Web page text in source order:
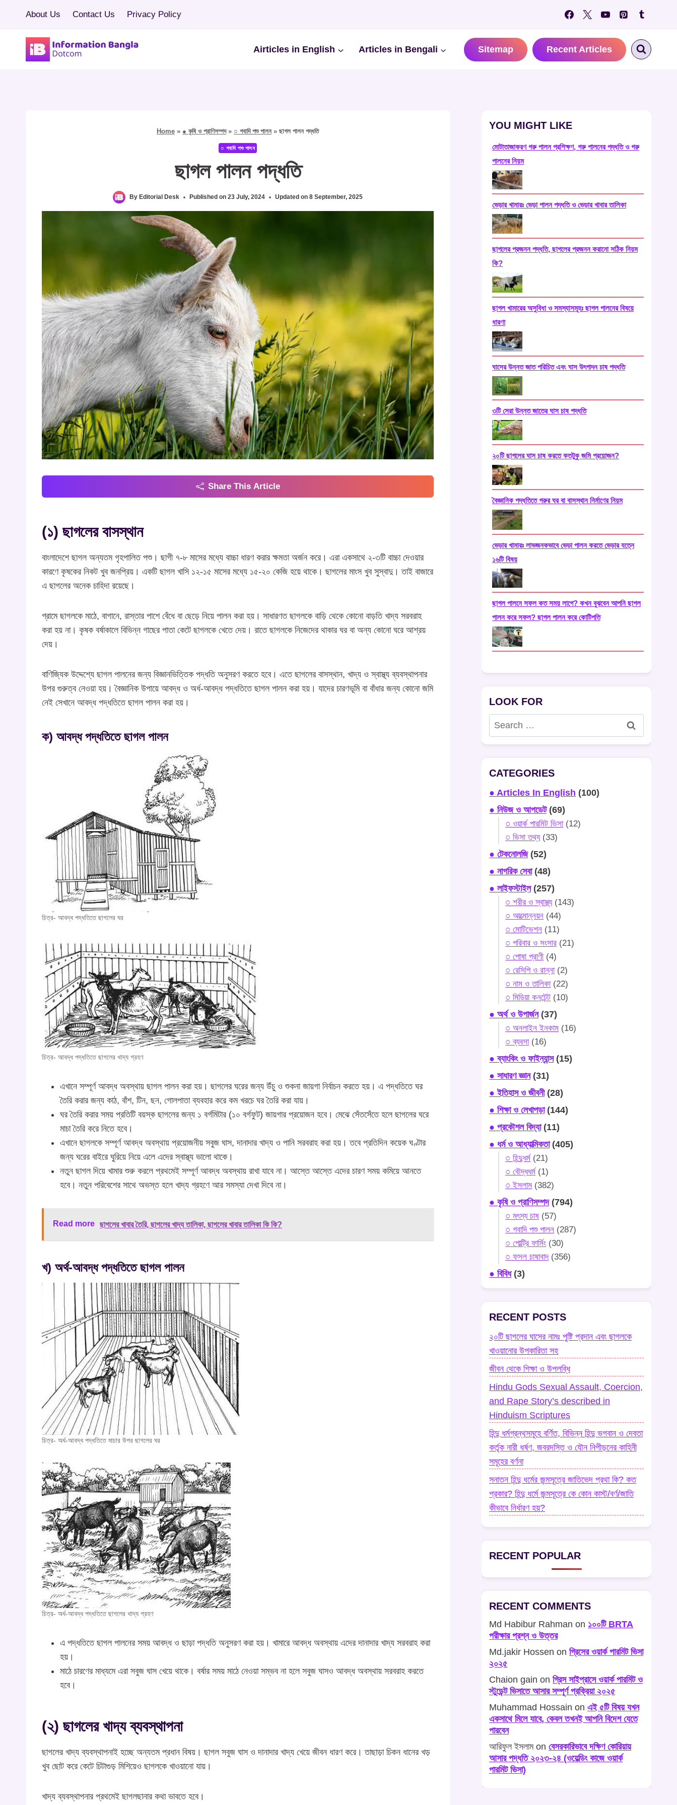
content
About Us Contact Us Privacy Policy
Airticles in English Articles in Bengali Sitemap Recent Articles
Home » ● কৃষি ও প্রাণিসম্পদ» ○ গবাদি পশু পালন»ছাগল পালন পদ্ধতি
○ গবাদি পশু পালন
ছাগল পালন পদ্ধতি
By Editorial Desk Published on 23 July, 2024 Updated on 8 September, 2025
Share This Article
(১) ছাগলের বাসস্থান
বাংলাদেশে ছাগল অন্যতম গৃহপালিত পশু। ছাগী ৭-৮ মাসের মধ্যে বাচ্চা ধারণ করার ক্ষমতা অর্জন করে। এরা একসাথে ২-৩টি বাচ্চা দেওয়ার
কারণে কৃষকের নিকট খুব জনপ্রিয়। একটি ছাগল খাসি ১২-১৫ মাসের মধ্যে ১৫-২০ কেজি হয়ে থাকে। ছাগলের মাংস খুব সুস্বাদু। তাই বাজারে
এ ছাগলের অনেক চাহিদা রয়েছে।
গ্রামে ছাগলকে মাঠে, বাগানে, রাস্তার পাশে বেঁধে বা ছেড়ে নিয়ে পালন করা হয়। সাধারণত ছাগলকে বাড়ি থেকে কোনো বাড়তি খাদ্য সরবরাহ
করা হয় না। কৃষক বর্ষাকালে বিভিন্ন গাছের পাতা কেটে ছাগলকে খেতে দেয়। রাতে ছাগলকে নিজেদের থাকার ঘর বা অন্য কোনো ঘরে আশ্রয়
দেয়।
বাণিজ্যিক উদ্দেশ্যে ছাগল পালনের জন্য বিজ্ঞানভিত্তিক পদ্ধতি অনুসরণ করতে হবে। এতে ছাগলের বাসস্থান, খাদ্য ও স্বাস্থ্য ব্যবস্থাপনার
উপর গুরুত্ব নেওয়া হয়। বৈজ্ঞানিক উপায়ে আবদ্ধ ও অর্ধ-আবদ্ধ পদ্ধতিতে ছাগল পালন করা হয়। যাদের চারণভূমি বা বাঁধার জন্য কোনো জমি
নেই সেখানে আবদ্ধ পদ্ধতিতে ছাগল পালন করা হয়।
ক) আবদ্ধ পদ্ধতিতে ছাগল পালন
চিত্র- আবদ্ধ পদ্ধতিতে ছাগলের ঘর
চিত্র- আবদ্ধ পদ্ধতিতে ছাগলের খাদ্য গ্রহণ
এখানে সম্পূর্ণ আবদ্ধ অবস্থায় ছাগল পালন করা হয়। ছাগলের ঘরের জন্য উঁচু ও শুকনা জায়গা নির্বাচন করতে হয়। এ পদ্ধতিতে ঘর
তৈরি করার জন্য কাঠ, বাঁশ, টিন, ছন, গোলপাতা ব্যবহার করে কম খরচে ঘর তৈরি করা যায়।
ঘর তৈরি করার সময় প্রতিটি বয়স্ক ছাগলের জন্য ১ বর্গমিটার (১০ বর্গফুট) জায়গার প্রয়োজন হবে। মেঝে সেঁতসেঁতে হলে ছাগলের ঘরে
মাচা তৈরি করে নিতে হবে।
এখানে ছাগলকে সম্পূর্ণ আবদ্ধ অবস্থায় প্রয়োজনীয় সবুজ ঘাস, দানাদার খাদ্য ও পানি সরবরাহ করা হয়। তবে প্রতিদিন কয়েক ঘণ্টার
জন্য ঘরের বাইরে ঘুরিয়ে নিয়ে এলে এদের স্বাস্থ্য ভালো থাকে।
নতুন ছাগল দিয়ে খামার শুরু করলে প্রথমেই সম্পূর্ণ আবদ্ধ অবস্থায় রাখা যাবে না। আস্তে আস্তে এদের চারণ সময় কমিয়ে আনতে
হবে। নতুন পরিবেশের সাথে অভস্ত হলে খাদ্য গ্রহণে আর সমস্যা দেখা দিবে না।
Read more ছাগলের খাবার তৈরি, ছাগলের খাদ্য তালিকা, ছাগলের খাবার তালিকা কি কি?
খ) অর্থ-আবদ্ধ পদ্ধতিতে ছাগল পালন
চিত্র- অর্ধ-আবদ্ধ পদ্ধতিতে মাচার উপর ছাগলের ঘর
চিত্র- অর্ধ-আবদ্ধ পদ্ধতিতে ছাগলের খাদ্য গ্রহণ
এ পদ্ধতিতে ছাগল পালনের সময় আবদ্ধ ও ছাড়া পদ্ধতি অনুসরণ করা হয়। খামারে আবদ্ধ অবস্থায় এদের দানাদার খাদ্য সরবরাহ করা
হয়।
মাঠে চারণের মাধ্যমে এরা সবুজ ঘাস খেয়ে থাকে। বর্ষার সময় মাঠে নেওয়া সম্ভব না হলে সবুজ ঘাসও আবদ্ধ অবস্থায় সরবরাহ করতে
হবে।
(২) ছাগলের খাদ্য ব্যবস্থাপনা
ছাগলের খাদ্য ব্যবস্থাপনাই হচ্ছে অন্যতম প্রধান বিষয়। ছাগল সবুজ ঘাস ও দানাদার খাদ্য খেয়ে জীবন ধারণ করে। তাছাড়া চিকন ধানের খড়
খুব ছোট করে কেটে চিটাগুড় মিশিয়েও ছাগলকে খাওয়ানো যায়।
খাদ্য ব্যবস্থাপনার প্রথমেই ছাগলছানার কথা ভাবতে হবে।
YOU MIGHT LIKE
মােটাতাজাকরণ গরু পালন প্রশিক্ষণ, গরু পালনের পদ্ধতি ও গরু
পালনের নিয়ম
ভেড়ার খামারঃ ভেড়া পালন পদ্ধতি ও ভেড়ার খাবার তালিকা
ছাগলের প্রজনন পদ্ধতি, ছাগলের প্রজনন করানো সঠিক নিয়ম
কি?
ছাগল খামারের অসুবিধা ও সমস্যাসমূহঃ ছাগল পালনের বিষয়ে
ধারণা
ঘাসের উন্নত জাত পরিচিত এবং ঘাস উৎপাদন চাষ পদ্ধতি
৩টি সেরা উন্নত জাতের ঘাস চাষ পদ্ধতি
২০টি ছাগলের ঘাস চাষ করতে কতটুকু জমি প্রয়োজন?
বৈজ্ঞানিক পদ্ধতিতে গরুর ঘর বা বাসস্থান নির্মাণের নিয়ম
ভেড়ার খামারঃ লাভজনকভাবে ভেড়া পালন করতে ভেড়ার যত্নে
১৬টি বিষয়
ছাগল পালনে সফল কত সময় লাগে? কখন বুঝবেন আপনি ছাগল
পালন করে সফল? ছাগল পালন করে কোটিপতি
LOOK FOR
Search
for:
CATEGORIES
● Articles In English (100)
● নিউজ ও আপডেট(69)
○ ওয়ার্ক পারমিট ভিসা(12)
○ ভিসা তথ্য(33)
● টেকনোলজি(52)
● নাগরিক সেবা(48)
● লাইফস্টাইল(257)
○ শরীর ও স্বাস্থ্য(143)
○ আত্মোন্নয়ন (44)
○ মোটিভেশন (11)
○ পরিবার ও সংসার (21)
○ পোষা প্রাণী (4)
○ রেসিপি ও রান্না(2)
○ নাম ও তালিকা(22)
○ মিডিয়া কনটেন্ট (10)
● অর্থ ও উপার্জন(37)
○ অনলাইন ইনকাম (16)
○ ব্যবসা(16)
● ব্যাংকিং ও ফাইন্যান্স(15)
● সাধারণ জ্ঞান(31)
● ইতিহাস ও জীবনী(28)
● শিক্ষা ও লেখাপড়া(144)
● প্রকৌশল বিদ্যা(11)
● ধর্ম ও আধ্যাত্মিকতা(405)
○ হিন্দুধর্ম(21)
○ বৌদ্ধধর্ম(1)
○ ইসলাম (382)
● কৃষি ও প্রাণিসম্পদ(794)
○ মৎস্য চাষ (57)
○ গবাদি পশু পালন (287)
○ পোল্ট্রি ফার্মিং (30)
○ ফসল চাষাবাদ(356)
● বিবিধ(3)
RECENT POSTS
২০টি ছাগলের ঘাসের নামঃ পুষ্টি প্রদান এবং ছাগলকে
খাওয়ানোর উপকারিতা সহ
জীবন থেকে শিক্ষা ও উপলব্ধি
Hindu Gods Sexual Assault, Coercion,
and Rape Story’s described in
Hinduism Scriptures
হিন্দু ধর্মগ্রন্থসমূহে বর্ণিত, বিভিন্ন হিন্দু ভগবান ও দেবতা
কর্তৃক নারী ধর্ষণ, জবরদস্তি ও যৌন নিপীড়নের কাহিনী
সমূহের বর্ণনা
সনাতন হিন্দু ধর্মের জন্মসূত্রে জাতিভেদ প্রথা কি? কত
প্রকার? হিন্দু ধর্মে জন্মসূত্রে কে কোন কাস্ট/বর্ণ/জাতি
কীভাবে নির্ধারণ হয়?
RECENT POPULAR
RECENT COMMENTS
Md Habibur Rahman on ১০০টি BRTA
পরীক্ষার প্রশ্ন ও উত্তর
Md.jakir Hossen onগ্রিসের ওয়ার্ক পারমিট ভিসা
২০২৫
Chaion gain onগ্রিস সাইপ্রাসে ওয়ার্ক পারমিট ও
স্টুডেন্ট ভিসাতে আসার সম্পূর্ণ প্রক্রিয়া ২০২৫
Muhammad Hossain onএই ৫টি বিষয় যখন
একসাথে মিলে যাবে, কেবল তখনই আপনি বিদেশ যেতে
পারবেন
আরিফুল ইসলামonবেসরকারিভাবে দক্ষিণ কোরিয়ায়
আসার পদ্ধতি ২০২৩-২৪ (ওয়েল্ডিং কাজে ওয়ার্ক
পারমিট ভিসা)